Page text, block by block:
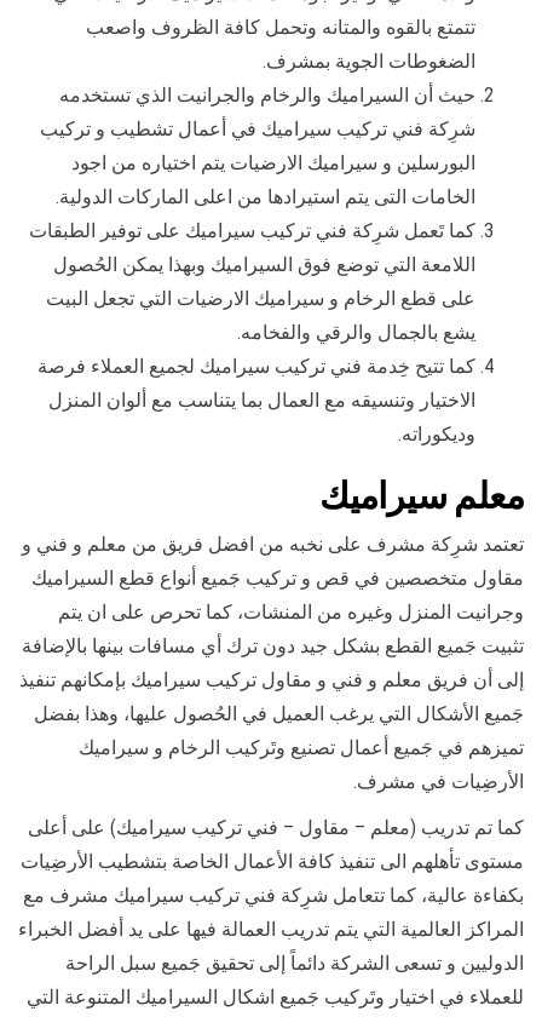
تتمتع بالقوه والمتانه وتحمل كافة الظروف واصعب
الضغوطات الجوية بمشرف.
حيث أن السيراميك والرخام والجرانيت الذي تستخدمه
شرِكة فني تركيب سيراميك في أعمال تشطيب و تركيب
البورسلين و سيراميك الارضيات يتم اختياره من اجود
الخامات التى يتم استيرادها من اعلى الماركات الدولية.
كما تَعمل شرِكة فني تركيب سيراميك على توفير الطبقات
اللامعة التي توضع فوق السيراميك وبهذا يمكن الحُصول
على قطع الرخام و سيراميك الارضيات التي تجعل البيت
يشع بالجمال والرقي والفخامه.
كما تتيح خِدمة فني تركيب سيراميك لجميع العملاء فرصة
الاختيار وتنسيقه مع العمال بما يتناسب مع ألوان المنزل
وديكوراته.
معلم سيراميك
تعتمد شرِكة مشرف على نخبه من افضل فريق من معلم و فني و
مقاول متخصصين في قص و تركيب جَميع أنواع قطع السيراميك
وجرانيت المنزل وغيره من المنشات، كما تحرص على ان يتم
تثبيت جَميع القطع بشكل جيد دون ترك أي مسافات بينها بالإضافة
إلى أن فريق معلم و فني و مقاول تركيب سيراميك بإمكانهم تنفيذ
جَميع الأشكال التي يرغب العميل في الحُصول عليها، وهذا بفضل
تميزهم في جَميع أعمال تصنيع وتَركيب الرخام و سيراميك
الأرضِيات في مشرف.
كما تم تدريب (معلم – مقاول – فني تركيب سيراميك) على أعلى
مستوى تأهلهم الى تنفيذ كافة الأعمال الخاصة بتشطيب الأرضِيات
بكفاءة عالية، كما تتعامل شرِكة فني تركيب سيراميك مشرف مع
المراكز العالمية التي يتم تدريب العمالة فيها على يد أفضل الخبراء
الدوليين و تسعى الشركة دائماً إلى تحقيق جَميع سبل الراحة
للعملاء في اختيار وتَركيب جَميع اشكال السيراميك المتنوعة التي